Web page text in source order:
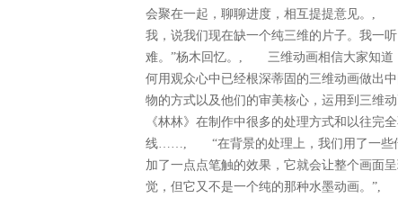
会聚在一起，聊聊进度，相互提提意见。,
我，说我们现在缺一个纯三维的片子。我一
难。”杨木回忆。, 三维动画相信大家知道
何用观众心中已经根深蒂固的三维动画做
物的方式以及他们的审美核心，运用到三
《林林》在制作中很多的处理方式和以往完
线……, “在背景的处理上，我们用了一些借
加了一点点笔触的效果，它就会让整个画面
觉，但它又不是一个纯的那种水墨动画。”,